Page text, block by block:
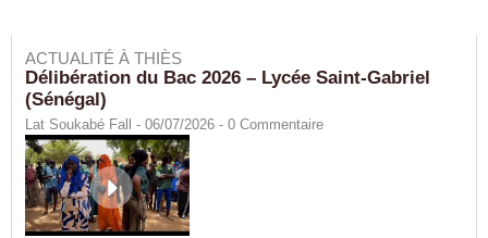
ACTUALITÉ À THIÈS
Délibération du Bac 2026 – Lycée Saint-Gabriel
(Sénégal)
Lat Soukabé Fall - 06/07/2026 - 0 Commentaire